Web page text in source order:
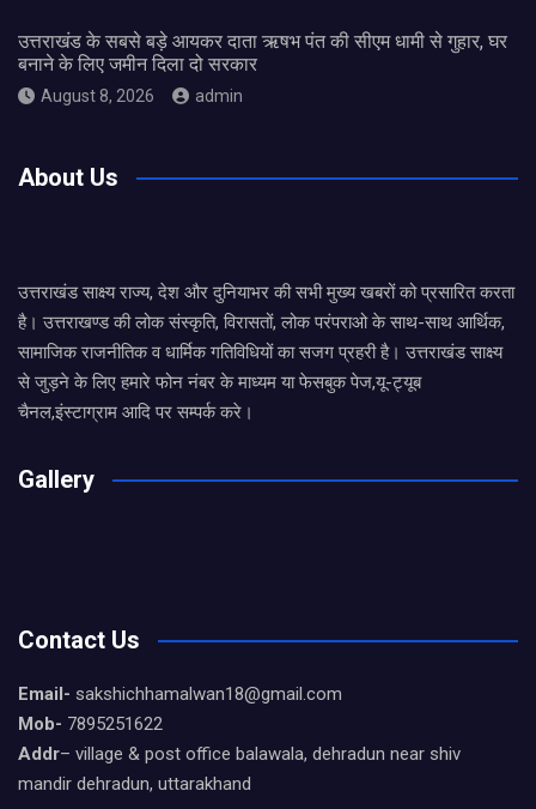
उत्तराखंड के सबसे बड़े आयकर दाता ऋषभ पंत की सीएम धामी से गुहार, घर
बनाने के लिए जमीन दिला दो सरकार
August 8, 2026 admin
About Us
उत्तराखंड साक्ष्य राज्य, देश और दुनियाभर की सभी मुख्य खबरों को प्रसारित करता
है। उत्तराखण्ड की लोक संस्कृति, विरासतों, लोक परंपराओ के साथ-साथ आर्थिक,
सामाजिक राजनीतिक व धार्मिक गतिविधियों का सजग प्रहरी है। उत्तराखंड साक्ष्य
से जुड़ने के लिए हमारे फोन नंबर के माध्यम या फेसबुक पेज,यू-ट्यूब
चैनल,इंस्टाग्राम आदि पर सम्पर्क करे।
Gallery
Contact Us
Email- sakshichhamalwan18@gmail.com
Mob- 7895251622
Addr– village & post office balawala, dehradun near shiv
mandir dehradun, uttarakhand